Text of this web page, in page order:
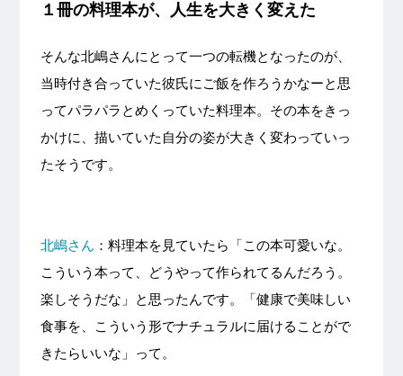
１冊の料理本が、人生を大きく変えた
そんな北嶋さんにとって一つの転機となったのが、
当時付き合っていた彼氏にご飯を作ろうかなーと思
ってパラパラとめくっていた料理本。その本をきっ
かけに、描いていた自分の姿が大きく変わっていっ
たそうです。
北嶋さん ：料理本を見ていたら「この本可愛いな。
こういう本って、どうやって作られてるんだろう。
楽しそうだな」と思ったんです。「健康で美味しい
食事を、こういう形でナチュラルに届けることがで
きたらいいな」って。